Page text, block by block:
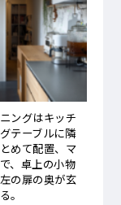
ングはキッチ
テーブルに隣
めて配置、マ
、卓上の小物
の扉の奥が玄
。